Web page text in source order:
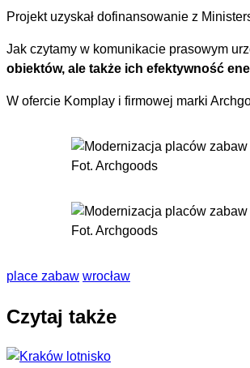
Projekt uzyskał dofinansowanie z
Jak czytamy w komunikacie prasowym
obiektów, ale także ich efektywność
W ofercie Komplay i firmowej marki
Fot. Archgoods
Fot. Archgoods
place zabaw wrocław
Czytaj także